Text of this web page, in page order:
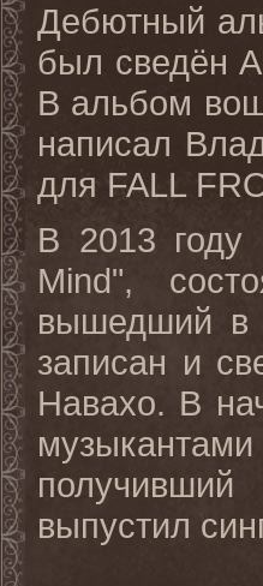
Дебютный
был сведён
В альбом
написал
для FALL
В 2013 году
Mind",
вышедший в
записан и
Навахо. В
выпустил